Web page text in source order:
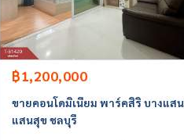
฿1,200,000
ขายคอนโดมิเนียม พาร์คสิริ บางแสน
แสนสุข ชลบุรี